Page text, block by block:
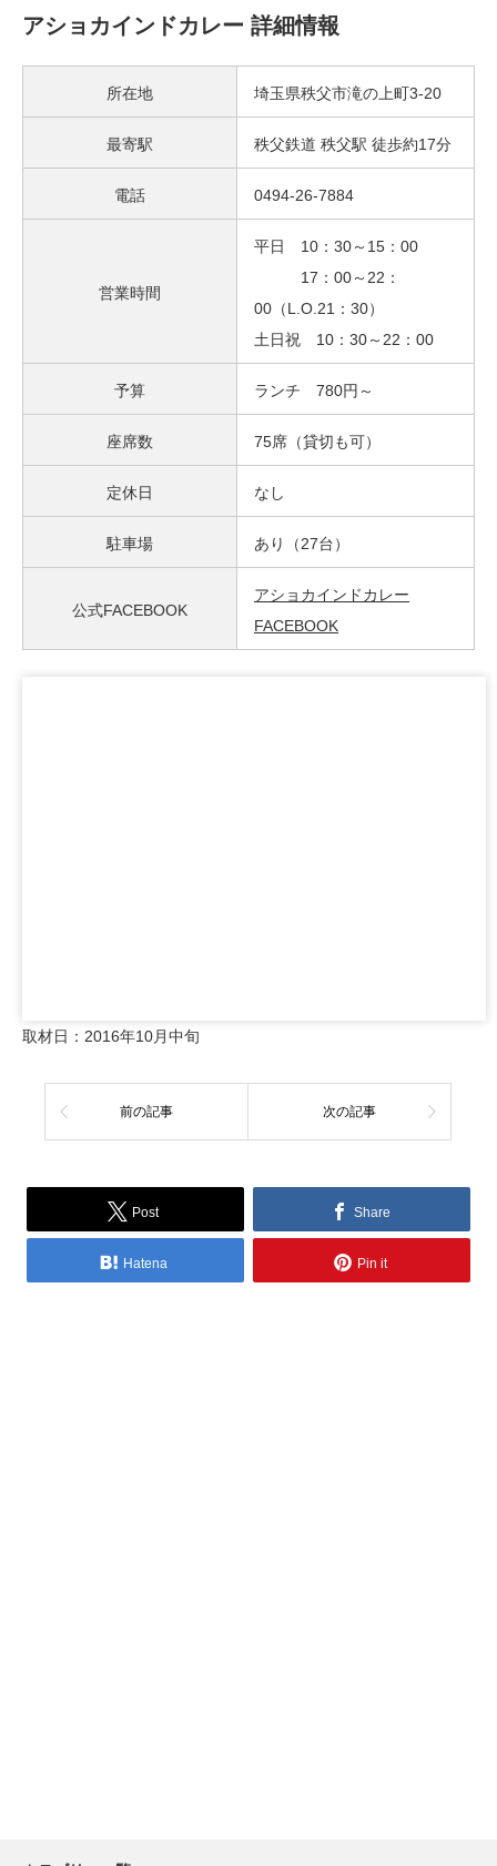
アショカインドカレー 詳細情報
所在地 埼玉県秩父市滝の上町3-20
最寄駅 秩父鉄道 秩父駅 徒歩約17分
電話 0494-26-7884
営業時間
平日 10：30～15：00
17：00～22：
00（L.O.21：30）
土日祝 10：30～22：00
予算 ランチ 780円～
座席数 75席（貸切も可）
定休日 なし
駐車場 あり（27台）
公式FACEBOOK
アショカインドカレー
FACEBOOK
取材日：2016年10月中旬
前の記事 次の記事
Post Share
Hatena Pin it